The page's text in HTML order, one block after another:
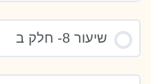
שיעור 8- חלק ב